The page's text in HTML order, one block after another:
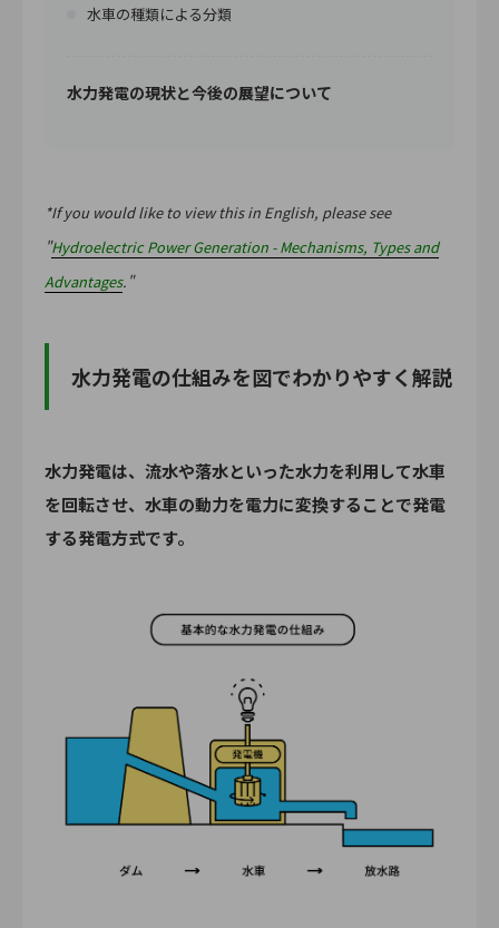
水車の種類による分類
水力発電の現状と今後の展望について
*If you would like to view this in English, please see
"Hydroelectric Power Generation - Mechanisms, Types and
Advantages."
水力発電の仕組みを図でわかりやすく解説
水力発電は、流水や落水といった水力を利用して水車
を回転させ、水車の動力を電力に変換することで発電
する発電方式です。